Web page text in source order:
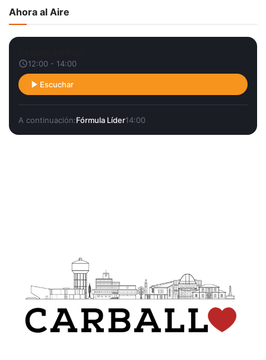
Ahora al Aire
12:00 - 14:00
Escuchar
A continuación:Fórmula Líder14:00